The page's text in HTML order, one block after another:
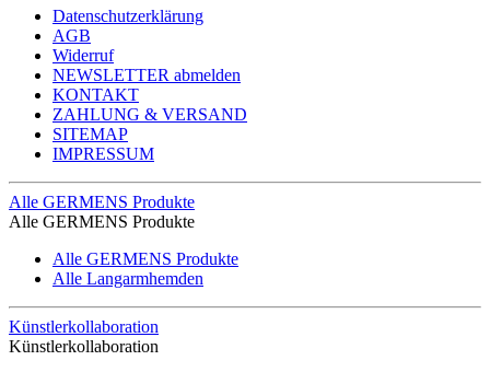
Datenschutzerklärung
AGB
Widerruf
NEWSLETTER abmelden
KONTAKT
ZAHLUNG & VERSAND
SITEMAP
IMPRESSUM
Alle GERMENS Produkte
Alle GERMENS Produkte
Alle GERMENS Produkte
Alle Langarmhemden
Künstlerkollaboration
Künstlerkollaboration